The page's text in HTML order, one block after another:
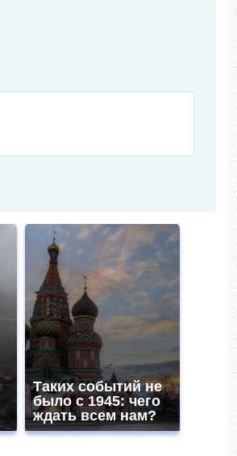
Таких событий не
было с 1945: чего
ждать всем нам?